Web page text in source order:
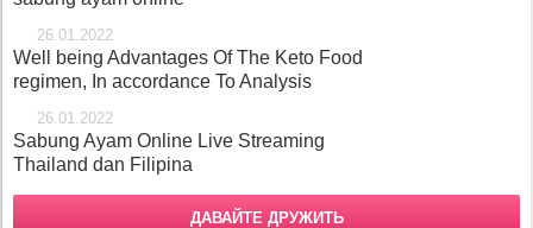
26.01.2022
Well being Advantages Of The Keto Food
regimen, In accordance To Analysis
26.01.2022
Sabung Ayam Online Live Streaming
Thailand dan Filipina
ДАВАЙТЕ ДРУЖИТЬ